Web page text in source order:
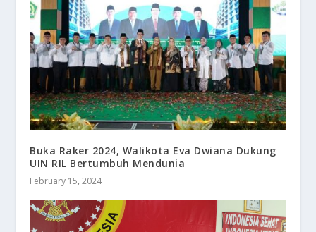
Buka Raker 2024, Walikota Eva Dwiana Dukung
UIN RIL Bertumbuh Mendunia
February 15, 2024